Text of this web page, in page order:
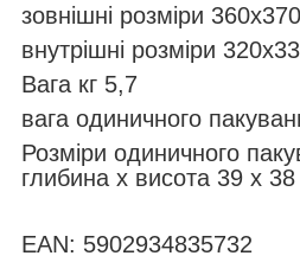
зовнішні розміри
внутрішні розміри
Вага кг 5,7
вага одиничного
Розміри одиничного
глибина х висота 39 х
EAN: 5902934835732